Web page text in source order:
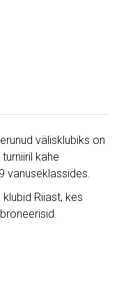
välisklubiks on
kahe
vanuseklassides.
Riiast, kes